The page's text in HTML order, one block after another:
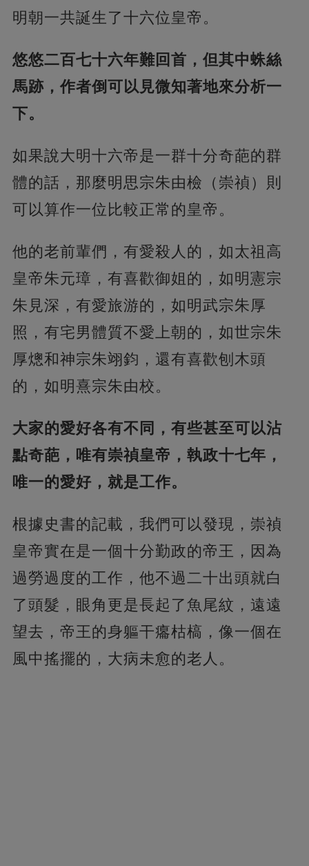
明朝一共誕生了十六位皇帝。
悠悠二百七十六年難回首，但其中蛛絲
馬跡，作者倒可以見微知著地來分析一
下。
如果說大明十六帝是一群十分奇葩的群
體的話， 那麼明思宗朱由檢（崇禎）則
可以算作一位比較正常的皇帝。
他的老前輩們，有愛殺人的，如太祖高
皇帝朱元璋，有喜歡御姐的，如明憲宗
朱見深，有愛旅游的，如明武宗朱厚
照，有宅男體質不愛上朝的，如世宗朱
厚熜和神宗朱翊鈞，還有喜歡刨木頭
的，如明熹宗朱由校。
大家的愛好各有不同，有些甚至可以沾
點奇葩，唯有崇禎皇帝，執政十七年，
唯一的愛好，就是工作。
根據史書的記載，我們可以發現，崇禎
皇帝實在是一個十分勤政的帝王，因為
過勞過度的工作，他不過二十出頭就白
了頭髮，眼角更是長起了魚尾紋，遠遠
望去，帝王的身軀干癟枯槁，像一個在
風中搖擺的，大病未愈的老人。